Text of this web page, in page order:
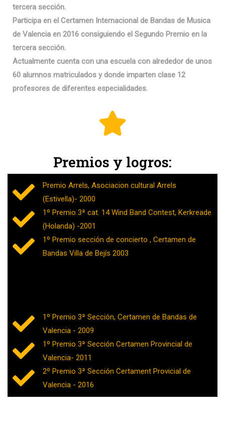
tercera sección.
Participa en el Certamen Internacional de Bandas de Musica
de Valencia en 2016 consiguiendo el Segundo Premio en la
tercera sección.
Actualmente cuenta con una escuela con alrededor de unos
60 alumnos matriculados y donde imparten clase 12
profesores de diferentes especialidades.
Premios y logros:
Premio Arrels, Asociacion cultural Arrels
(Estivella)- 2000
1º Premio 3ª cat. 14 Wind Band Contest, Kerkreade
(Holanda) -2001
1º Premio sección de concierto , Certamen de
Bandas Villa de Bejís 2003
1º Premio 3ª Sección, Certamen de Bandas de
Valencia - 2009
1º Premio 3ª Sección Certamen Provincial de
Valencia- 2011
2º Premio 3ª Sección Certament Provicial de
Valencia - 2016